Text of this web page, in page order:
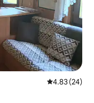
คะแนนเฉลี่ย
4.83 (24)